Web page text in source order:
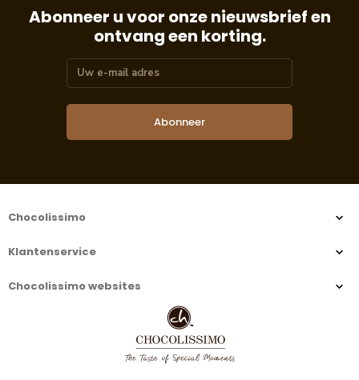
Abonneer u voor onze nieuwsbrief en
ontvang een korting.
Abonneer
Chocolissimo
Klantenservice
Chocolissimo websites